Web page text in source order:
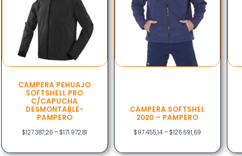
CAMPERA PEHUAJO
SOFTSHELL PRO
C/CAPUCHA
DESMONTABLE-
PAMPERO
$127.387,26 – $171.972,81
CAMPERA SOFTSHEL
2020 – PAMPERO
$97.455,14 – $126.691,69